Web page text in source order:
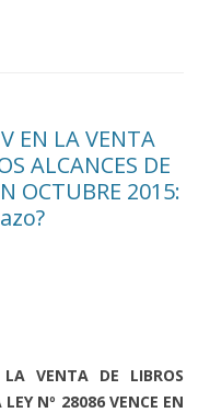
EN LA VENTA
ALCANCES DE
OCTUBRE 2015:
VENTA DE LIBROS
Nº 28086 VENCE EN